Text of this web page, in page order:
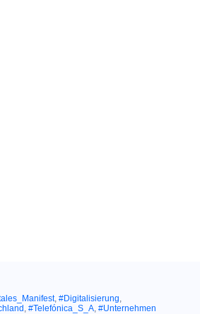
, #Digitalisierung,
, #Telefónica_S_A, #Unternehmen